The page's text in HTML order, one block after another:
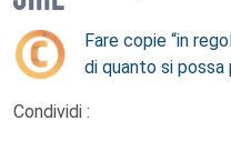
Fare copie “in
di quanto si possa
Condividi :